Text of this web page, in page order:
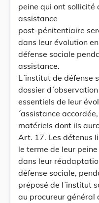
peine qui ont sollicité
assistance
post-pénitentiaire
dans leur évolution
défense sociale
assistance.
L´institut de défense
dossier
essentiels de leur
´assistance
matériels dont ils
Art. 17. Les détenus
le terme de leur
dans leur
défense sociale,
préposé de l´institut
au procureur général